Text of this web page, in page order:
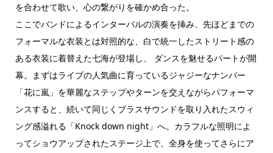
を合わせて歌い、心の繋がりを確かめ合った。
ここでバンドによるインターバルの演奏を挿み、先ほどまでの
フォーマルな衣装とは対照的な、白で統一したストリート感の
ある衣装に着替えた七海が登場し、 ダンスを魅せるパートが開
幕。まずはライブの人気曲に育っているジャジーなナンバー
「花に嵐」を華麗なステップやターンを交えながらパフォーマ
ンスすると、続いて同じくブラスサウンドを取り入れたスウィ
ング感溢れる「Knock down night」へ。カラフルな照明によ
ってショウアップされたステージ上で、全身を使ってさらにア